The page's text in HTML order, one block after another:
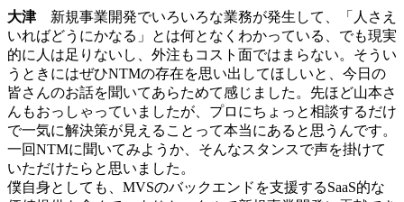
大津新規事業開発でいろいろな業務が発生して、「人さえ
いればどうにかなる」とは何となくわかっている、でも現実
的に人は足りないし、外注もコスト面ではまらない。そうい
うときにはぜひNTMの存在を思い出してほしいと、今日の
皆さんのお話を聞いてあらためて感じました。先ほど山本さ
んもおっしゃっていましたが、プロにちょっと相談するだけ
で一気に解決策が見えることって本当にあると思うんです。
一回NTMに聞いてみようか、そんなスタンスで声を掛けて
いただけたらと思いました。
僕自身としても、MVSのバックエンドを支援するSaaS的な